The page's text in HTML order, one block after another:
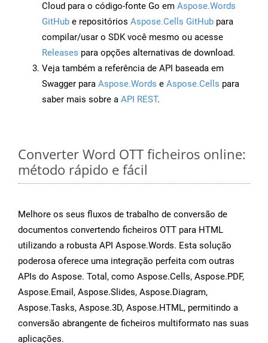
Cloud para o código-fonte Go em Aspose.Words
GitHub e repositórios Aspose.Cells GitHub para
compilar/usar o SDK você mesmo ou acesse
Releases para opções alternativas de download.
Veja também a referência de API baseada em
Swagger para Aspose.Words e Aspose.Cells para
saber mais sobre a API REST.
Converter Word OTT ficheiros online:
método rápido e fácil
Melhore os seus fluxos de trabalho de conversão de
documentos convertendo ficheiros OTT para HTML
utilizando a robusta API Aspose.Words. Esta solução
poderosa oferece uma integração perfeita com outras
APIs do Aspose. Total, como Aspose.Cells, Aspose.PDF,
Aspose.Email, Aspose.Slides, Aspose.Diagram,
Aspose.Tasks, Aspose.3D, Aspose.HTML, permitindo a
conversão abrangente de ficheiros multiformato nas suas
aplicações.